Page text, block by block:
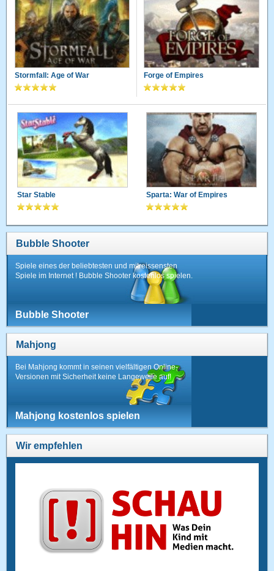
Stormfall: Age of War Forge of Empires
Star Stable Sparta: War of Empires
Bubble Shooter
Spiele eines der beliebtesten und mitreissensten
Spiele im Internet ! Bubble Shooter kostenlos spielen.
Bubble Shooter
Mahjong
Bei Mahjong kommt in seinen vielfältigen Online-
Versionen mit Sicherheit keine Langeweile auf!
Mahjong kostenlos spielen
Wir empfehlen